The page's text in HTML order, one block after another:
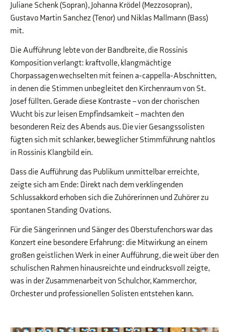
Juliane Schenk (Sopran), Johanna Krödel (Mezzosopran),
Gustavo Martin Sanchez (Tenor) und Niklas Mallmann (Bass)
mit.
Die Aufführung lebte von der Bandbreite, die Rossinis
Komposition verlangt: kraftvolle, klangmächtige
Chorpassagen wechselten mit feinen a-cappella-Abschnitten,
in denen die Stimmen unbegleitet den Kirchenraum von St.
Josef füllten. Gerade diese Kontraste – von der chorischen
Wucht bis zur leisen Empfindsamkeit – machten den
besonderen Reiz des Abends aus. Die vier Gesangssolisten
fügten sich mit schlanker, beweglicher Stimmführung nahtlos
in Rossinis Klangbild ein.
Dass die Aufführung das Publikum unmittelbar erreichte,
zeigte sich am Ende: Direkt nach dem verklingenden
Schlussakkord erhoben sich die Zuhörerinnen und Zuhörer zu
spontanen Standing Ovations.
Für die Sängerinnen und Sänger des Oberstufenchors war das
Konzert eine besondere Erfahrung: die Mitwirkung an einem
großen geistlichen Werk in einer Aufführung, die weit über den
schulischen Rahmen hinausreichte und eindrucksvoll zeigte,
was in der Zusammenarbeit von Schulchor, Kammerchor,
Orchester und professionellen Solisten entstehen kann.